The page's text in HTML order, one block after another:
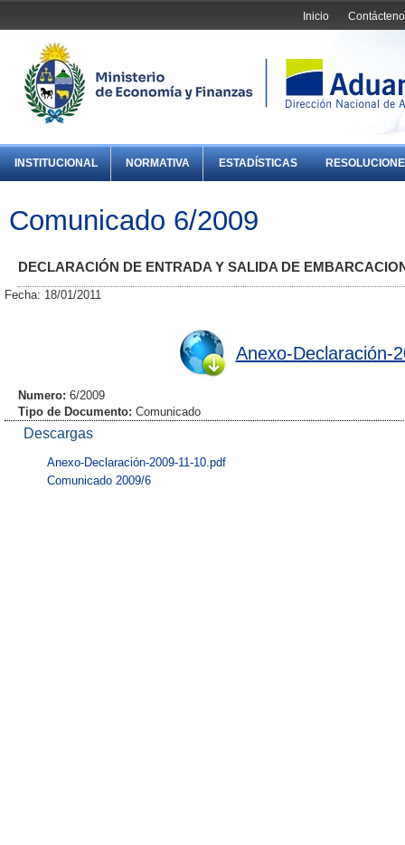
Inicio
INSTITUCIONAL NORMATIVA ESTADÍSTICAS
Comunicado 6/2009
DECLARACIÓN DE ENTRADA Y SALIDA DE
Fecha: 18/01/2011
Anexo-Declaración-
Numero: 6/2009
Tipo de Documento: Comunicado
Descargas
Anexo-Declaración-2009-11-10.pdf
Comunicado 2009/6